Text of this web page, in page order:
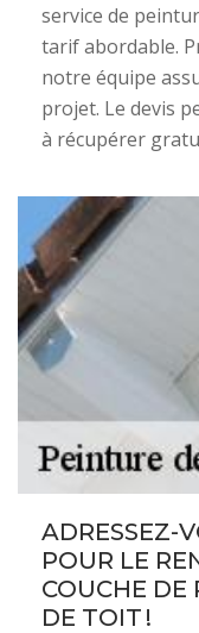
service de
tarif abordable.
notre équipe
projet. Le devis
à récupérer
ADRESSEZ-
POUR LE
COUCHE DE
DE TOIT !